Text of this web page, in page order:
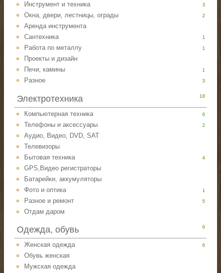
Инструмент и техника 3
Окна, двери, лестницы, ограды 2
Аренда инструмента
Сантехника
1
Работа по металлу 1
Проекты и дизайн
Печи, камины
1
Разное 3
Электротехника 18
Компьютерная техника 6
Телефоны и аксессуары 2
Аудио, Видео, DVD, SAT
Телевизоры
Бытовая техника
4
GPS,Видео регистраторы
Батарейки, аккумуляторы
Фото и оптика
1
Разное и ремонт 5
Отдам даром
Одежда, обувь 6
Женская одежда 6
Обувь женская
Мужская одежда